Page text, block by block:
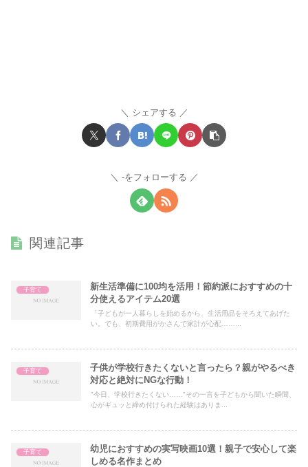
シェアする
-をフォローする
関連記事
子育て
新生活準備に100均を活用！節約派におすすめの十
分使えるアイテム20選
「子どもが一人暮らしを始めるから、生活用品をそろえてあげた
い。でも、初期費用がかさんで家計が心配……...
子育て
子供が学校行きたくないと言ったら？親がやるべき
対応と絶対にNGな行動！
"今日、学校行きたくない……"その一言を子どもから聞いた瞬間、
心がギュッと締め付けられた経験はありま...
子育て
幼児におすすめの実写映画10選！親子で安心して楽
しめる名作まとめ